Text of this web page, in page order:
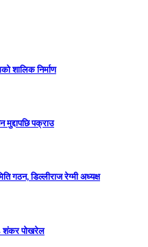
शालिक निर्माण
मुद्दापछि पक्राउ
गठन, डिल्लीराज रेग्मी अध्यक्ष
शंकर पोखरेल